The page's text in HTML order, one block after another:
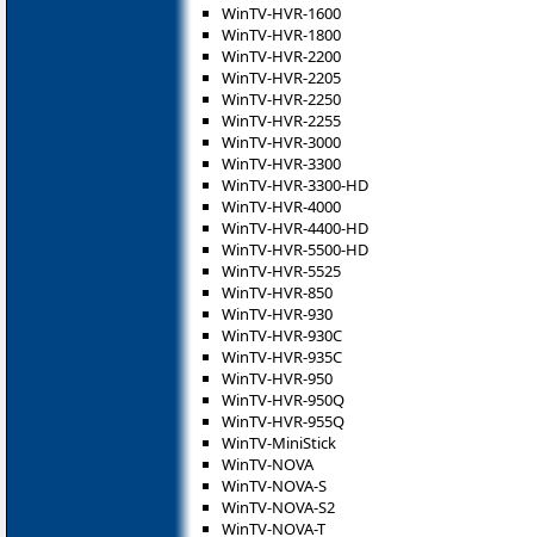
WinTV-HVR-1600
WinTV-HVR-1800
WinTV-HVR-2200
WinTV-HVR-2205
WinTV-HVR-2250
WinTV-HVR-2255
WinTV-HVR-3000
WinTV-HVR-3300
WinTV-HVR-3300-HD
WinTV-HVR-4000
WinTV-HVR-4400-HD
WinTV-HVR-5500-HD
WinTV-HVR-5525
WinTV-HVR-850
WinTV-HVR-930
WinTV-HVR-930C
WinTV-HVR-935C
WinTV-HVR-950
WinTV-HVR-950Q
WinTV-HVR-955Q
WinTV-MiniStick
WinTV-NOVA
WinTV-NOVA-S
WinTV-NOVA-S2
WinTV-NOVA-T